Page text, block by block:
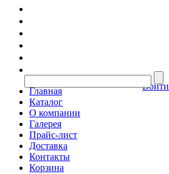
Войти
Главная
Каталог
О компании
Галерея
Прайс-лист
Доставка
Контакты
Корзина